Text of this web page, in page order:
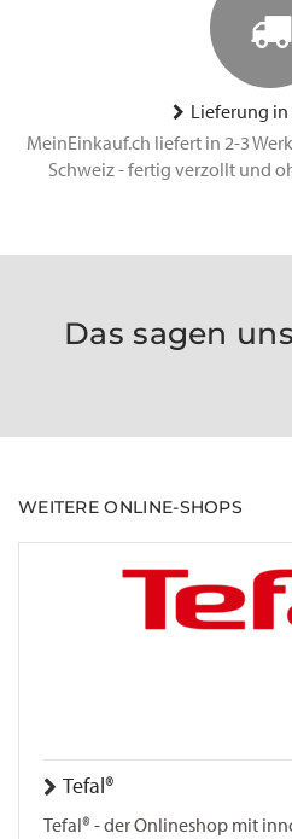
Lieferung in
MeinEinkauf.ch liefert in 2-3
Schweiz - fertig verzollt und
Das sagen
WEITERE ONLINE-SHOPS
Tefal®
Tefal® - der Onlineshop mit